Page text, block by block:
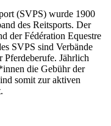
(SVPS) wurde 1900
des Reitsports. Der
der Fédération Equestre
SVPS sind Verbände
Pferdeberufe. Jährlich
die Gebühr der
somit zur aktiven